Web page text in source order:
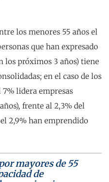
los menores 55 años el
que han expresado
los próximos 3 años) tiene
en el caso de los
lidera empresas
frente al 2,3% del
2,9% han emprendido
mayores de 55
de